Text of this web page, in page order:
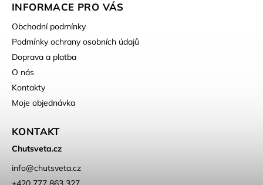
INFORMACE PRO VÁS
Obchodní podmínky
Podmínky ochrany osobních údajů
Doprava a platba
O nás
Kontakty
Moje objednávka
KONTAKT
Chutsveta.cz
info@chutsveta.cz